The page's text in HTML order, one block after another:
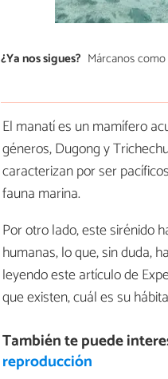
¿Ya nos sigues? Márcanos
El manatí es un mamífero
géneros, Dugong y
caracterizan por ser
fauna marina.
Por otro lado, este sirénido
humanas, lo que, sin duda,
leyendo este artículo de
que existen, cuál es su
También te puede
reproducción